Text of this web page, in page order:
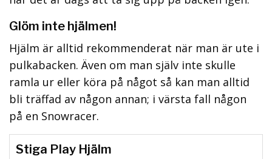
Glöm inte hjälmen!
Hjälm är alltid rekommenderat när man är ute i
pulkabacken. Även om man själv inte skulle
ramla ur eller köra på något så kan man alltid
bli träffad av någon annan; i värsta fall någon
på en Snowracer.
Stiga Play Hjälm